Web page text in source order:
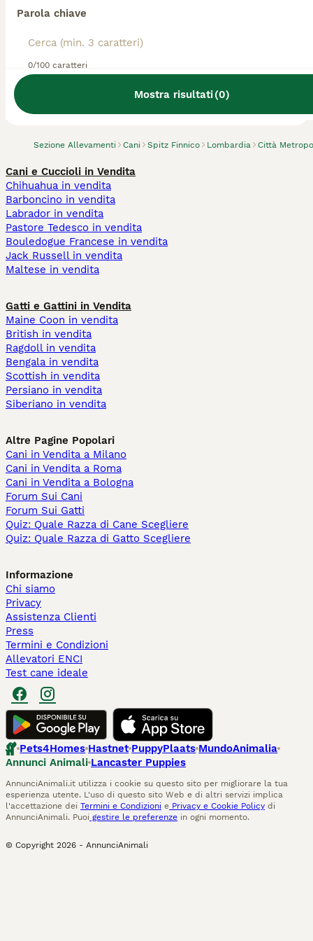
Parola chiave
0/100 caratteri
Mostra risultati(0)
Sezione Allevamenti Cani Spitz Finnico Lombardia Città
Abbiamo trovato 0 Allevamento di Spitz
Finnico, Inzago.
Cani e Cuccioli in Vendita
Chihuahua in vendita
Barboncino in vendita
Labrador in vendita
Pastore Tedesco in vendita
Bouledogue Francese in vendita
Jack Russell in vendita
Maltese in vendita
Gatti e Gattini in Vendita
Maine Coon in vendita
British in vendita
Ragdoll in vendita
Bengala in vendita
Scottish in vendita
Persiano in vendita
Siberiano in vendita
Altre Pagine Popolari
Cani in Vendita a Milano
Cani in Vendita a Roma
Cani in Vendita a Bologna
Forum Sui Cani
Forum Sui Gatti
Quiz: Quale Razza di Cane Scegliere
Quiz: Quale Razza di Gatto Scegliere
Informazione
Chi siamo
Privacy
Assistenza Clienti
Press
Termini e Condizioni
Allevatori ENCI
Test cane ideale
Pets4Homes Hastnet PuppyPlaats MundoAnimalia
Annunci Animali Lancaster Puppies
AnnunciAnimali.it utilizza i cookie su questo sito per migliorare la tua
esperienza utente. L'uso di questo sito Web e di altri servizi implica
l'accettazione dei Termini e Condizioni e Privacy e Cookie Policy di
AnnunciAnimali. Puoi gestire le preferenze in ogni momento.
© Copyright 2026 - AnnunciAnimali